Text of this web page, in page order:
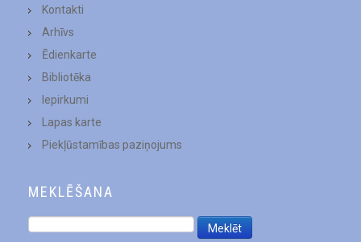
Kontakti
Arhīvs
Ēdienkarte
Bibliotēka
Iepirkumi
Lapas karte
Piekļūstamības paziņojums
MEKLĒŠANA